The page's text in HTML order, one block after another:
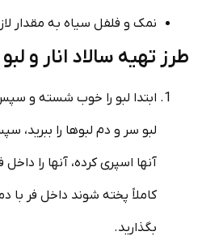
نمک و فلفل سیاه به مقدار
طرز تهیه سالاد انار و لبو
ابتدا لبو را خوب شسته و
لبو سر و دم لبوها را
آنها اسپری کرده، آنها را
بگذارید.